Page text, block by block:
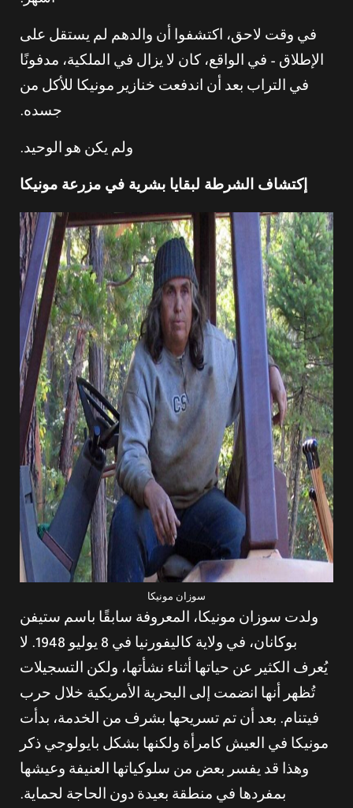
في وقت لاحق، اكتشفوا أن والدهم لم يستقل على
الإطلاق – في الواقع، كان لا يزال في الملكية، مدفونًا
في التراب بعد أن اندفعت خنازير مونيكا للأكل من
جسده.
ولم يكن هو الوحيد.
إكتشاف الشرطة لبقايا بشرية في مزرعة مونيكا
سوزان مونيكا
ولدت سوزان مونيكا، المعروفة سابقًا باسم ستيفن
بوكانان، في ولاية كاليفورنيا في 8 يوليو 1948. لا
يُعرف الكثير عن حياتها أثناء نشأتها، ولكن التسجيلات
تُظهر أنها انضمت إلى البحرية الأمريكية خلال حرب
فيتنام. بعد أن تم تسريحها بشرف من الخدمة، بدأت
مونيكا في العيش كامرأة ولكنها بشكل بايولوجي ذكر
وهذا قد يفسر بعض من سلوكياتها العنيفة وعيشها
بمفردها في منطقة بعيدة دون الحاجة لحماية.